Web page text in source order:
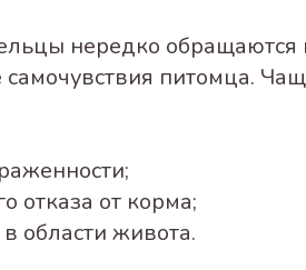
нередко
питомца.
отказа от корма;
области живота.